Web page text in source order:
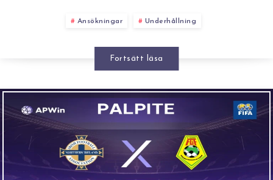
Ansökningar Underhållning
Fortsätt läsa